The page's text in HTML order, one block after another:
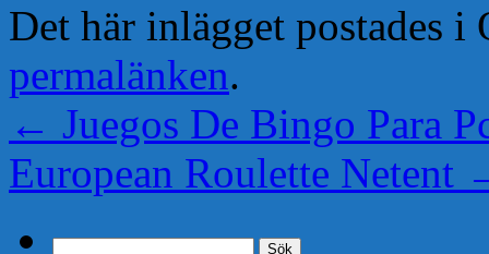
Det här inlägget postades i
permalänken.
← Juegos De Bingo Para
European Roulette Netent